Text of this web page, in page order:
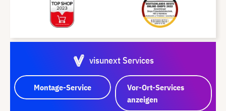
visunext Services
Montage-Service
Vor-Ort-Services
anzeigen